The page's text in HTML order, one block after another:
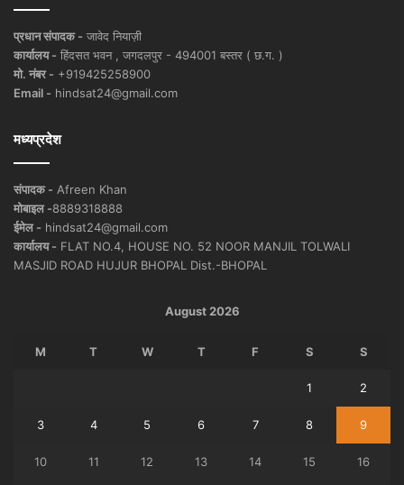
प्रधान संपादक - जावेद नियाज़ी
कार्यालय - हिंदसत भवन , जगदलपुर - 494001 बस्तर ( छ.ग. )
मो. नंबर - +919425258900
Email - hindsat24@gmail.com
मध्यप्रदेश
संपादक - Afreen Khan
मोबाइल -8889318888
ईमेल - hindsat24@gmail.com
कार्यालय - FLAT NO.4, HOUSE NO. 52 NOOR MANJIL TOLWALI
MASJID ROAD HUJUR BHOPAL Dist.-BHOPAL
August 2026
M T W T F S S
1 2
3 4 5 6 7 8 9
10 11 12 13 14 15 16